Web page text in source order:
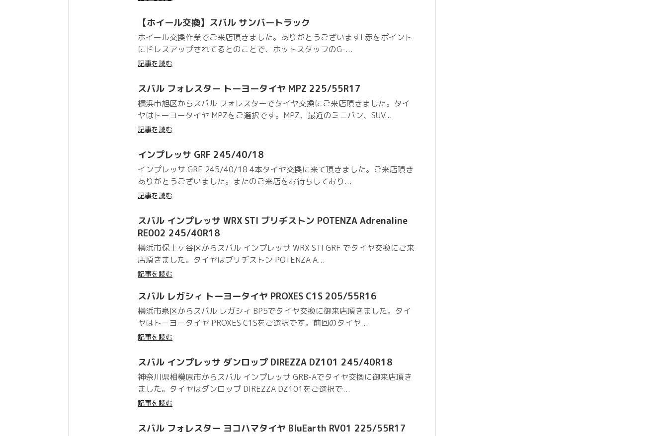
【ホイール交換】スバル サンバートラック
ホイール交換作業でご来店頂きました。ありがとうございます! 赤をポイント
にドレスアップされてるとのことで、ホットスタッフのG-...
記事を読む
スバル フォレスター トーヨータイヤ MPZ 225/55R17
横浜市旭区からスバル フォレスターでタイヤ交換にご来店頂きました。タイ
ヤはトーヨータイヤ MPZをご選択です。MPZ、最近のミニバン、SUV...
記事を読む
インプレッサ GRF 245/40/18
インプレッサ GRF 245/40/18 4本タイヤ交換に来て頂きました。ご来店頂き
ありがとうございました。またのご来店をお待ちしており...
記事を読む
スバル インプレッサ WRX STI ブリヂストン POTENZA Adrenaline
RE002 245/40R18
横浜市保土ヶ谷区からスバル インプレッサ WRX STI GRF でタイヤ交換にご来
店頂きました。タイヤはブリヂストン POTENZA A...
記事を読む
スバル レガシィ トーヨータイヤ PROXES C1S 205/55R16
横浜市泉区からスバル レガシィ BP5でタイヤ交換に御来店頂きました。タイ
ヤはトーヨータイヤ PROXES C1Sをご選択です。前回のタイヤ...
記事を読む
スバル インプレッサ ダンロップ DIREZZA DZ101 245/40R18
神奈川県相模原市からスバル インプレッサ GRB-Aでタイヤ交換に御来店頂き
ました。タイヤはダンロップ DIREZZA DZ101をご選択で...
記事を読む
スバル フォレスター ヨコハマタイヤ BluEarth RV01 225/55R17